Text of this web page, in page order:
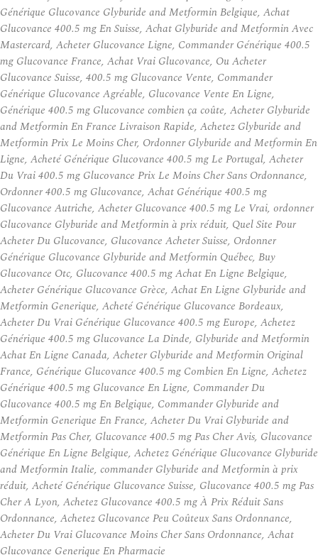
Générique Glucovance Glyburide and Metformin Belgique, Achat
Glucovance 400.5 mg En Suisse, Achat Glyburide and Metformin Avec
Mastercard, Acheter Glucovance Ligne, Commander Générique 400.5
mg Glucovance France, Achat Vrai Glucovance, Ou Acheter
Glucovance Suisse, 400.5 mg Glucovance Vente, Commander
Générique Glucovance Agréable, Glucovance Vente En Ligne,
Générique 400.5 mg Glucovance combien ça coûte, Acheter Glyburide
and Metformin En France Livraison Rapide, Achetez Glyburide and
Metformin Prix Le Moins Cher, Ordonner Glyburide and Metformin En
Ligne, Acheté Générique Glucovance 400.5 mg Le Portugal, Acheter
Du Vrai 400.5 mg Glucovance Prix Le Moins Cher Sans Ordonnance,
Ordonner 400.5 mg Glucovance, Achat Générique 400.5 mg
Glucovance Autriche, Acheter Glucovance 400.5 mg Le Vrai, ordonner
Glucovance Glyburide and Metformin à prix réduit, Quel Site Pour
Acheter Du Glucovance, Glucovance Acheter Suisse, Ordonner
Générique Glucovance Glyburide and Metformin Québec, Buy
Glucovance Otc, Glucovance 400.5 mg Achat En Ligne Belgique,
Acheter Générique Glucovance Grèce, Achat En Ligne Glyburide and
Metformin Generique, Acheté Générique Glucovance Bordeaux,
Acheter Du Vrai Générique Glucovance 400.5 mg Europe, Achetez
Générique 400.5 mg Glucovance La Dinde, Glyburide and Metformin
Achat En Ligne Canada, Acheter Glyburide and Metformin Original
France, Générique Glucovance 400.5 mg Combien En Ligne, Achetez
Générique 400.5 mg Glucovance En Ligne, Commander Du
Glucovance 400.5 mg En Belgique, Commander Glyburide and
Metformin Generique En France, Acheter Du Vrai Glyburide and
Metformin Pas Cher, Glucovance 400.5 mg Pas Cher Avis, Glucovance
Générique En Ligne Belgique, Achetez Générique Glucovance Glyburide
and Metformin Italie, commander Glyburide and Metformin à prix
réduit, Acheté Générique Glucovance Suisse, Glucovance 400.5 mg Pas
Cher A Lyon, Achetez Glucovance 400.5 mg À Prix Réduit Sans
Ordonnance, Achetez Glucovance Peu Coûteux Sans Ordonnance,
Acheter Du Vrai Glucovance Moins Cher Sans Ordonnance, Achat
Glucovance Generique En Pharmacie